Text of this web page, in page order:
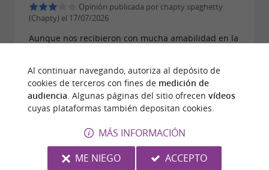
Opinión publicada por chapty spaghetty
(Chapty) el 17/07/2026
Aunque nos recibieron con mucha amabilidad en la
mencionara en ningún momento el espectáculo de
fuegos artificiales del 14 de julio en el programa de
actividades de la semana. Los fuegos artificiales
fueron espectaculares (los vimos en redes sociales),
es una pena que no nos enteráramos... Y que
ofrezcan dos paseos por el pueblo, "a lo largo del
agua" y "un sendero de lectura", sin proporcionar
folletos, resulta un poco decepcionante.
Al continuar navegando, autoriza al depósito de
cookies de terceros con fines de medición de
audiencia . Algunas páginas del sitio ofrecen vídeos
cuyas plataformas también depositan cookies.
MÁS INFORMACIÓN
ME NIEGO
ACCEPTO